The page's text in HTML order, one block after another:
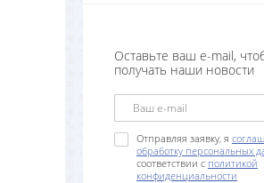
Оставьте ваш e-mail,
получать наши новости
Отправляя заявку, я
обработку персональных
соответствии с политикой
конфиденциальности